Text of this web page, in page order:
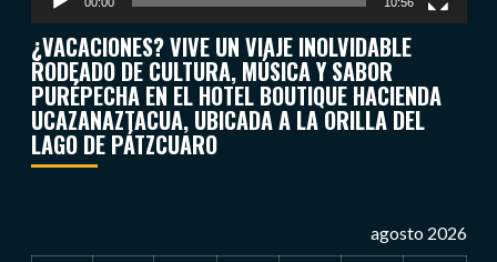
00:00 10:56
¿VACACIONES? VIVE UN VIAJE INOLVIDABLE
RODEADO DE CULTURA, MÚSICA Y SABOR
PURÉPECHA EN EL HOTEL BOUTIQUE HACIENDA
UCAZANAZTACUA, UBICADA A LA ORILLA DEL
LAGO DE PÁTZCUARO
agosto 2026